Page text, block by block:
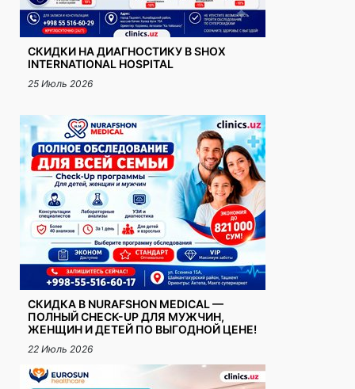
СКИДКИ НА ДИАГНОСТИКУ В SHOX
INTERNATIONAL HOSPITAL
25 Июль 2026
СКИДКА В NURAFSHON MEDICAL —
ПОЛНЫЙ CHECK-UP ДЛЯ МУЖЧИН,
ЖЕНЩИН И ДЕТЕЙ ПО ВЫГОДНОЙ ЦЕНЕ!
22 Июль 2026